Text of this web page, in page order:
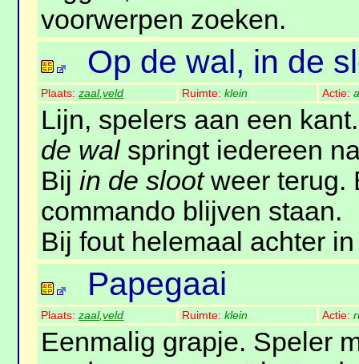
voorwerpen zoeken.
Op de wal, in de
Plaats:zaal,veld Ruimte:klein Actie:
Lijn, spelers aan een
de walspringt iedereen
Bijin de slootweer terug.
commando blijven staan.
Bij fout helemaal achter
Papegaai
Plaats:zaal,veld Ruimte:klein Actie:
Eenmalig grapje. Speler